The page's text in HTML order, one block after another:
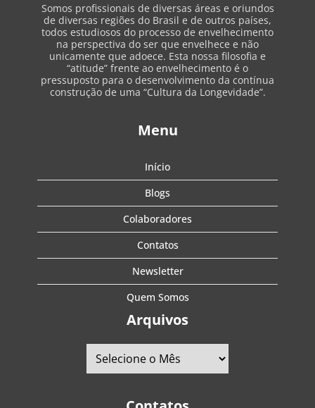
Somos profissionais de diversas áreas e oriundos
de diversas regiões do Brasil e de outros países,
todos estudiosos do processo de envelhecimento
na perspectiva do ser que envelhece e não
unicamente que adoece. Esta nossa filosofia e
“atitude” frente ao envelhecimento é o
pressuposto para o desenvolvimento da contínua
construção de uma “Cultura da Longevidade”.
Menu
Início
Blogs
Colaboradores
Contatos
Newsletter
Quem Somos
Arquivos